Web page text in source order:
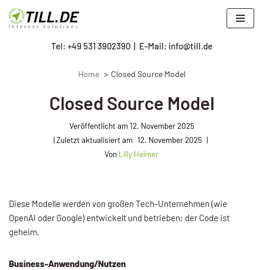
Zum
Tel: +49 531 3902390| E-Mail: info@till.de
Home Closed Source Model
Closed Source Model
Veröffentlicht am12. November 2025
12. November 2025
Von Lilly Helmer
Diese Modelle werden von großen Tech-Unternehmen (wie
OpenAI oder Google) entwickelt und betrieben; der Code ist
geheim.
Business-Anwendung/Nutzen